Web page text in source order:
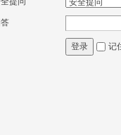
登录 记